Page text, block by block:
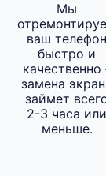
Мы
ваш телефон
быстро и
качественно
замена
займет
2-3 часа или
меньше.